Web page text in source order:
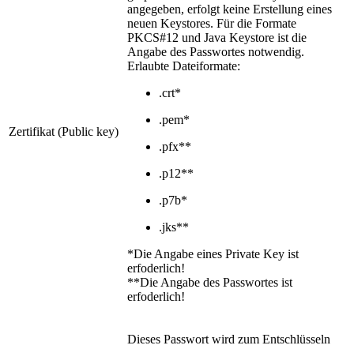
Zertifikat (Public key)
angegeben, erfolgt keine Erstellung eines
neuen Keystores. Für die Formate
PKCS#12 und Java Keystore ist die
Angabe des Passwortes notwendig.
Erlaubte Dateiformate:
.crt*
.pem*
.pfx**
.p12**
.p7b*
.jks**
*Die Angabe eines Private Key ist
erfoderlich!
**Die Angabe des Passwortes ist
erfoderlich!
Dieses Passwort wird zum Entschlüsseln